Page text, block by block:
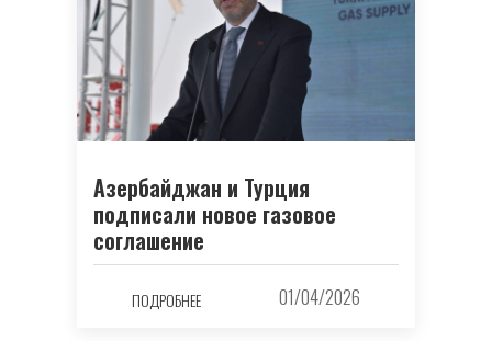
Азербайджан и Турция
подписали новое газовое
соглашение
ПОДРОБНЕЕ 01/04/2026